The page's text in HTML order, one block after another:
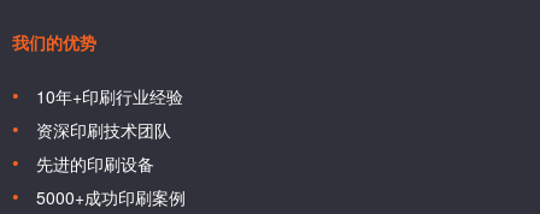
我们的优势
10年+印刷行业经验
资深印刷技术团队
先进的印刷设备
5000+成功印刷案例